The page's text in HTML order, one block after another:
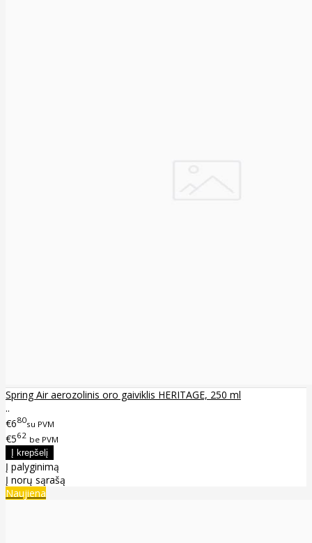
Spring Air aerozolinis oro gaiviklis HERITAGE, 250 ml
..
€680su PVM
€562 be PVM
Į palyginimą
Į norų sąrašą
Naujiena